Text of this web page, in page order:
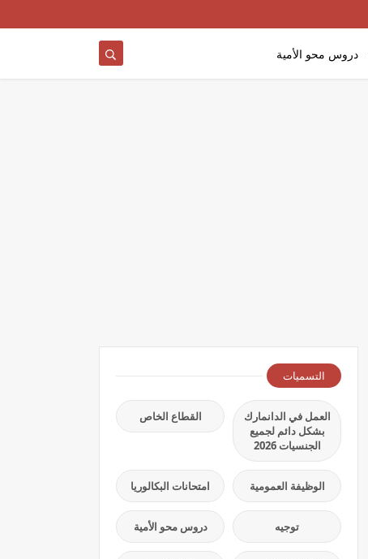
دروس محو الأمية
التسميات
العمل في الدانمارك
بشكل دائم لجميع
الجنسيات 2026
القطاع الخاص
الوظيفة العمومية امتحانات البكالوريا
توجيه دروس محو الأمية